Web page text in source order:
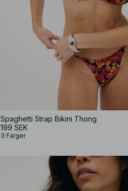
Spaghetti Strap Bikini Thong
199 SEK
3 Färger